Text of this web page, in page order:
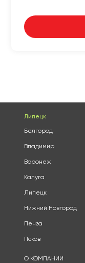
Липецк
Белгород
Владимир
Воронеж
Калуга
Липецк
Нижний Новгород
Пенза
Псков
О КОМПАНИИ